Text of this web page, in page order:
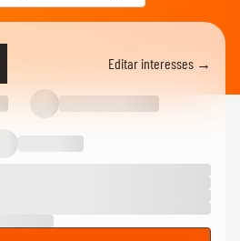
Editar interesses →